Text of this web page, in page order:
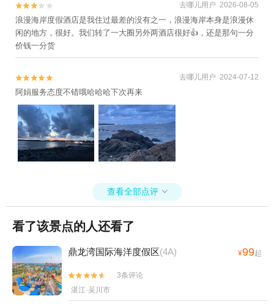

 去哪儿用户 2026-08-05
浪漫海岸度假酒店是我住过最差的没有之一，浪漫海岸本身是浪漫休
闲的地方，很好。我们转了一大圈另外两酒店很好👍，还是那句一分
价钱一分货

 去哪儿用户 2024-07-12
阿娟服务态度不错哦哈哈哈下次再来
查看全部点评 
看了该景点的人还看了
鼎龙湾国际海洋度假区(4A) ¥99起


3条评论
湛江·吴川市